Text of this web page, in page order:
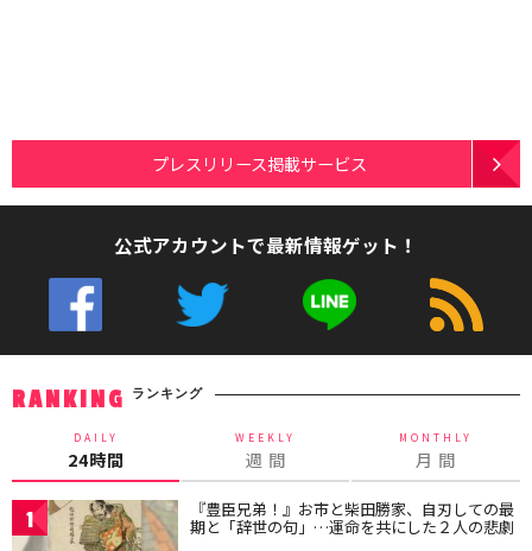
プレスリリース掲載サービス
公式アカウントで最新情報ゲット！
RANKING ランキング
DAILY
24時間
WEEKLY
週 間
MONTHLY
月 間
1 『豊臣兄弟！』お市と柴田勝家、自刃しての最
期と「辞世の句」…運命を共にした２人の悲劇